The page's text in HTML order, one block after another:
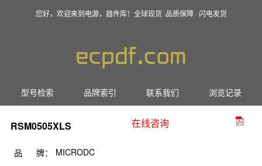
您好，欢迎来到电源，器件库！全球现货 ·品质保障 · 闪电发货
型号检索 品牌索引 联系我们 浏览记录
RSM0505XLS 在线咨询
品 牌： MICRODC